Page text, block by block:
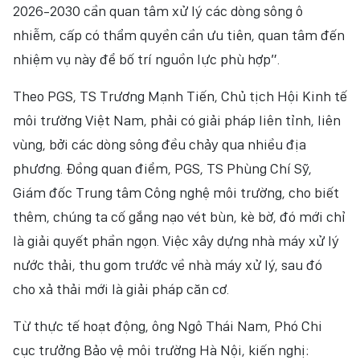
2026-2030 cần quan tâm xử lý các dòng sông ô
nhiễm, cấp có thẩm quyền cần ưu tiên, quan tâm đến
nhiệm vụ này để bố trí nguồn lực phù hợp”.
Theo PGS, TS Trương Mạnh Tiến, Chủ tịch Hội Kinh tế
môi trường Việt Nam, phải có giải pháp liên tỉnh, liên
vùng, bởi các dòng sông đều chảy qua nhiều địa
phương. Đồng quan điểm, PGS, TS Phùng Chí Sỹ,
Giám đốc Trung tâm Công nghệ môi trường, cho biết
thêm, chúng ta cố gắng nạo vét bùn, kè bờ, đó mới chỉ
là giải quyết phần ngọn. Việc xây dựng nhà máy xử lý
nước thải, thu gom trước về nhà máy xử lý, sau đó
cho xả thải mới là giải pháp căn cơ.
Từ thực tế hoạt động, ông Ngô Thái Nam, Phó Chi
cục trưởng Bảo vệ môi trường Hà Nội, kiến nghị: